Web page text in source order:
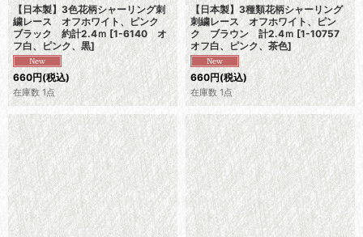
【日本製】3色花柄シャーリング刺
繍レース オフホワイト、ピンク
ブラック 約計2.4ｍ [1-6140 オ
フ白、ピンク、黒]
660円(税込)
在庫数 1点
【日本製】3種類花柄シャーリング
刺繍レース オフホワイト、ピン
ク ブラウン 計2.4ｍ [1-10757
オフ白、ピンク、茶色]
660円(税込)
在庫数 1点